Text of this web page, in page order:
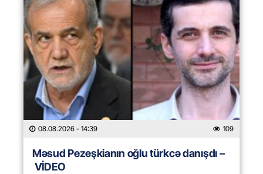
08.08.2026 - 14:39 109
Məsud Pezeşkianın oğlu türkcə danışdı –
VİDEO